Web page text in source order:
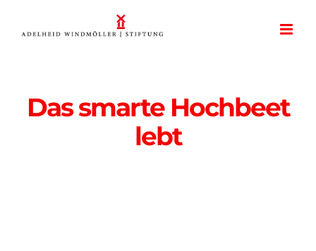
Das smarte Hochbeet
lebt